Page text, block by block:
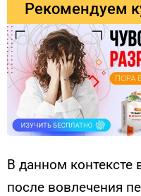
Рекомендуем
В данном
после вовлечения